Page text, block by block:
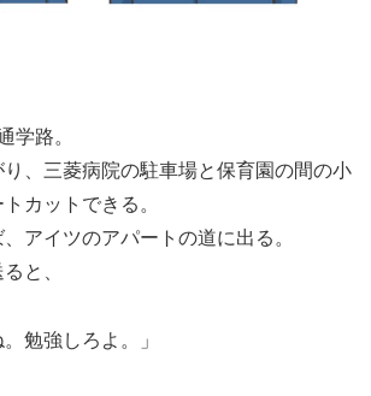
学路。
、三菱病院の駐車場と保育園の間の小
カットできる。
アイツのアパートの道に出る。
と、
勉強しろよ。」